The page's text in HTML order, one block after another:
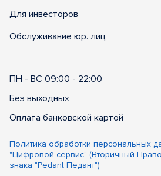
Для инвесторов
Обслуживание юр. лиц
ПН - ВС 09:00 - 22:00
Без выходных
Оплата банковской картой
Политика обработки персональных
"Цифровой сервис" (Вторичный
знака "Pedant Педант")